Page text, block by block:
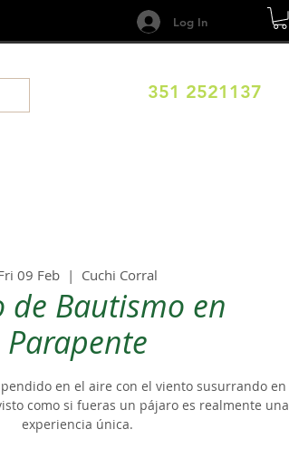
Log In
351 2521137
09 Feb
  |
Cuchi Corral
de Bautismo en
Parapente
en el aire con el viento susurrando en
como si fueras un pájaro es realmente una
experiencia única.